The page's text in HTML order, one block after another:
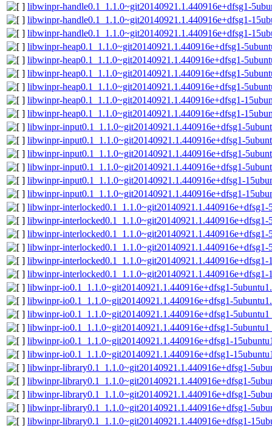
libwinpr-handle0.1_1.1.0~git20140921.1.440916e+dfsg1-
libwinpr-handle0.1_1.1.0~git20140921.1.440916e+dfsg1-
libwinpr-handle0.1_1.1.0~git20140921.1.440916e+dfsg1-
libwinpr-heap0.1_1.1.0~git20140921.1.440916e+dfsg1-
libwinpr-heap0.1_1.1.0~git20140921.1.440916e+dfsg1-
libwinpr-heap0.1_1.1.0~git20140921.1.440916e+dfsg1-
libwinpr-heap0.1_1.1.0~git20140921.1.440916e+dfsg1-
libwinpr-heap0.1_1.1.0~git20140921.1.440916e+dfsg1-
libwinpr-heap0.1_1.1.0~git20140921.1.440916e+dfsg1-
libwinpr-input0.1_1.1.0~git20140921.1.440916e+dfsg1-
libwinpr-input0.1_1.1.0~git20140921.1.440916e+dfsg1-
libwinpr-input0.1_1.1.0~git20140921.1.440916e+dfsg1-
libwinpr-input0.1_1.1.0~git20140921.1.440916e+dfsg1-
libwinpr-input0.1_1.1.0~git20140921.1.440916e+dfsg1-
libwinpr-input0.1_1.1.0~git20140921.1.440916e+dfsg1-
libwinpr-interlocked0.1_1.1.0~git20140921.1.440916e+dfsg1-
libwinpr-interlocked0.1_1.1.0~git20140921.1.440916e+dfsg1-
libwinpr-interlocked0.1_1.1.0~git20140921.1.440916e+dfsg1-
libwinpr-interlocked0.1_1.1.0~git20140921.1.440916e+dfsg1-
libwinpr-interlocked0.1_1.1.0~git20140921.1.440916e+dfsg1-
libwinpr-interlocked0.1_1.1.0~git20140921.1.440916e+dfsg1-
libwinpr-io0.1_1.1.0~git20140921.1.440916e+dfsg1-
libwinpr-io0.1_1.1.0~git20140921.1.440916e+dfsg1-
libwinpr-io0.1_1.1.0~git20140921.1.440916e+dfsg1-
libwinpr-io0.1_1.1.0~git20140921.1.440916e+dfsg1-
libwinpr-io0.1_1.1.0~git20140921.1.440916e+dfsg1-
libwinpr-io0.1_1.1.0~git20140921.1.440916e+dfsg1-
libwinpr-library0.1_1.1.0~git20140921.1.440916e+dfsg1-
libwinpr-library0.1_1.1.0~git20140921.1.440916e+dfsg1-
libwinpr-library0.1_1.1.0~git20140921.1.440916e+dfsg1-
libwinpr-library0.1_1.1.0~git20140921.1.440916e+dfsg1-
libwinpr-library0.1_1.1.0~git20140921.1.440916e+dfsg1-